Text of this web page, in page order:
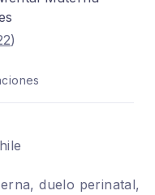
)
duelo perinatal,